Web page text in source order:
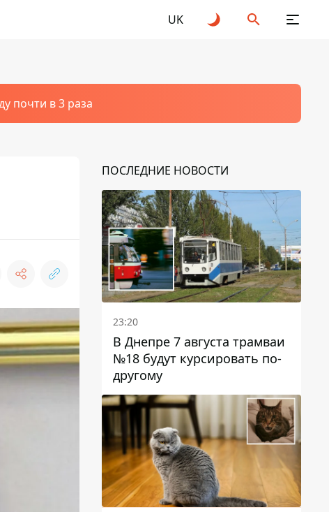
UK
почти в 3 раза
ПОСЛЕДНИЕ НОВОСТИ
23:20
В Днепре 7 августа трамваи
№18 будут курсировать по-
другому